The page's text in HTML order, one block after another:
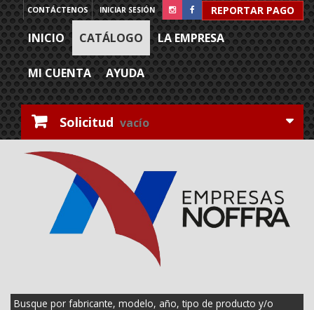
REPORTAR PAGO
INICIAR SESIÓN
CONTÁCTENOS
INICIO CATÁLOGO LA EMPRESA
MI CUENTA AYUDA
Solicitud vacío
Busque por fabricante, modelo, año, tipo de producto y/o